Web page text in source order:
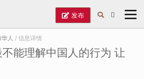
发布
人 / 信息详情
能理解中国人的行为 让